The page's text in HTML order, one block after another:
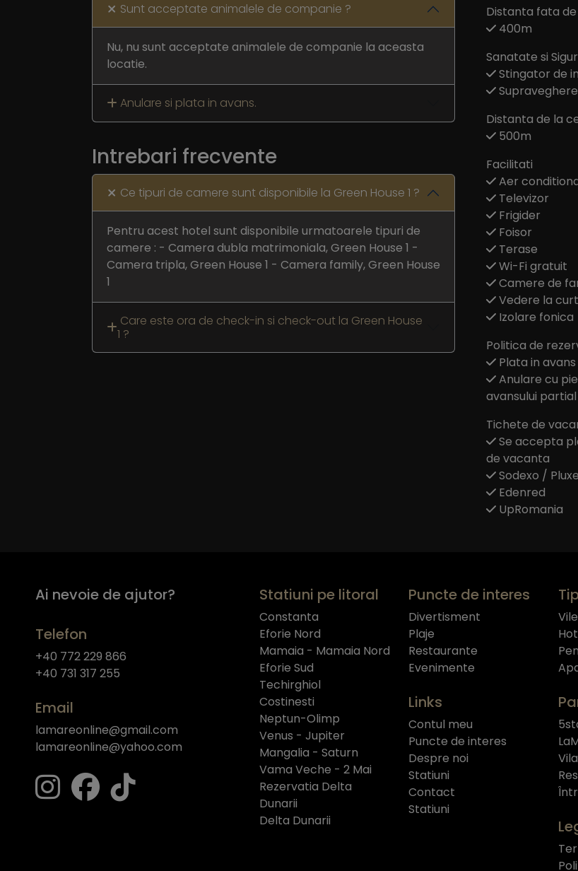
Sunt acceptate animalele de companie ?
Nu, nu sunt acceptate animalele de companie la aceasta
locatie.
Anulare si plata in avans.
Intrebari frecvente
Ce tipuri de camere sunt disponibile la Green House 1 ?
Pentru acest hotel sunt disponibile urmatoarele tipuri de
camere : - Camera dubla matrimoniala, Green House 1 -
Camera tripla, Green House 1 - Camera family, Green House
1
Care este ora de check-in si check-out la Green House
1 ?
Distanta fata
400m
Sanatate si
Stingator de
Distanta de la
500m
Facilitati
Aer
Televizor
Frigider
Foisor
Terase
Wi-Fi gratuit
Camere de
Vedere la
Izolare fonica
Politica de
Plata in
Anulare cu
avansului partial
Tichete de
Se accepta
de vacanta
Sodexo / Pluxe
Edenred
UpRomania
Ai nevoie de ajutor?
Telefon
+40 772 229 866
+40 731 317 255
Email
lamareonline@gmail.com
lamareonline@yahoo.com
Statiuni pe litoral
Constanta
Eforie Nord
Mamaia - Mamaia Nord
Eforie Sud
Techirghiol
Costinesti
Neptun-Olimp
Venus - Jupiter
Mangalia - Saturn
Vama Veche - 2 Mai
Rezervatia Delta
Dunarii
Delta Dunarii
Puncte de interes
Divertisment
Plaje
Restaurante
Evenimente
Links
Contul meu
Puncte de interes
Despre noi
Statiuni
Contact
Statiuni
Vile